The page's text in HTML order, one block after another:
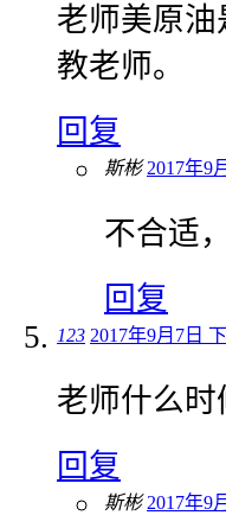
老师美原油
教老师。
回复
斯彬 2017年9
不合适
回复
123 2017年9月7日
老师什么
回复
斯彬 2017年9